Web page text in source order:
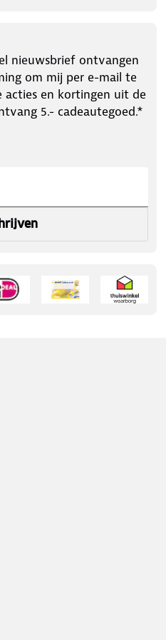
nieuwsbrief ontvangen
om mij per e-mail te
acties en kortingen uit de
5.- cadeautegoed.*